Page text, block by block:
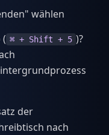
wählen
⌘ + Shift + 5 )?
der
nach